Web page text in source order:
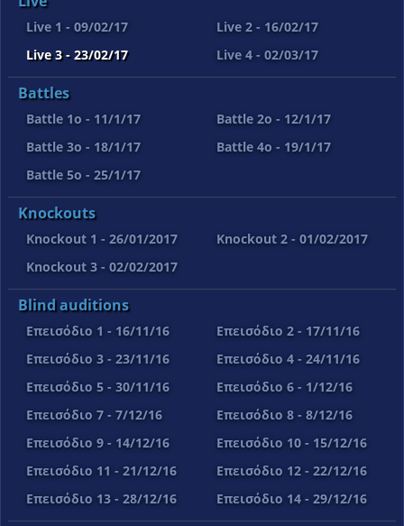
Live 1 - 09/02/17
Live 2 - 16/02/17
Live 3 - 23/02/17
Live 4 - 02/03/17
Battles
Battle 1o - 11/1/17
Battle 2o - 12/1/17
Battle 3o - 18/1/17
Battle 4o - 19/1/17
Battle 5o - 25/1/17
Knockouts
Knockout 1 - 26/01/2017
Knockout 2 - 01/02/2017
Knockout 3 - 02/02/2017
Blind auditions
Επεισόδιο 1 - 16/11/16
Επεισόδιο 2 - 17/11/16
Επεισόδιο 3 - 23/11/16
Επεισόδιο 4 - 24/11/16
Επεισόδιο 5 - 30/11/16
Επεισόδιο 6 - 1/12/16
Επεισόδιο 7 - 7/12/16
Επεισόδιο 8 - 8/12/16
Επεισόδιο 9 - 14/12/16
Επεισόδιο 10 - 15/12/16
Επεισόδιο 11 - 21/12/16
Επεισόδιο 12 - 22/12/16
Επεισόδιο 13 - 28/12/16
Επεισόδιο 14 - 29/12/16